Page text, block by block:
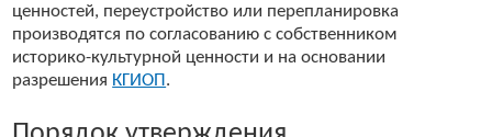
ценностей, переустройство или перепланировка
производятся по согласованию с собственником
историко-культурной ценности и на основании
разрешения КГИОП .